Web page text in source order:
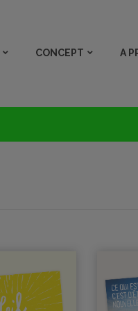
CONCEPT A